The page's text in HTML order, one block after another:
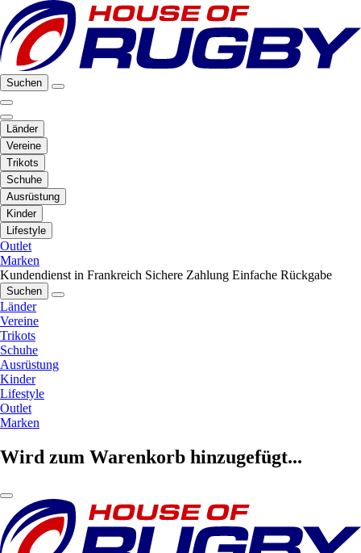
Suchen
Länder
Vereine
Trikots
Schuhe
Ausrüstung
Kinder
Lifestyle
Outlet
Marken
Kundendienst in Frankreich Sichere Zahlung Einfache Rückgabe
Suchen
Länder
Vereine
Trikots
Schuhe
Ausrüstung
Kinder
Lifestyle
Outlet
Marken
Wird zum Warenkorb hinzugefügt...